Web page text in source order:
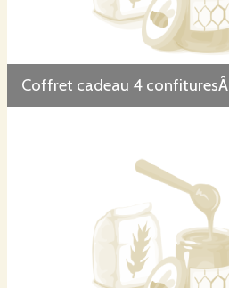
Coffret cadeau 4 confituresÂ